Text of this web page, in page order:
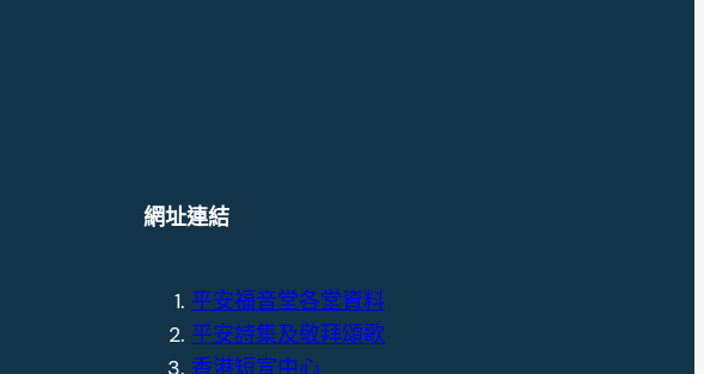
網址連結
平安福音堂各堂資料
平安詩集及敬拜頌歌
香港短宣中心